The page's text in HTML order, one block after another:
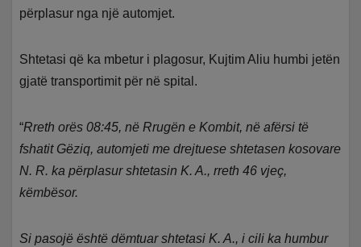
përplasur nga një automjet.
Shtetasi që ka mbetur i plagosur, Kujtim Aliu humbi jetën
gjatë transportimit për në spital.
“Rreth orës 08:45, në Rrugën e Kombit, në afërsi të
fshatit Gëziq, automjeti me drejtuese shtetasen kosovare
N. R. ka përplasur shtetasin K. A., rreth 46 vjeç,
këmbësor.
Si pasojë është dëmtuar shtetasi K. A., i cili ka humbur